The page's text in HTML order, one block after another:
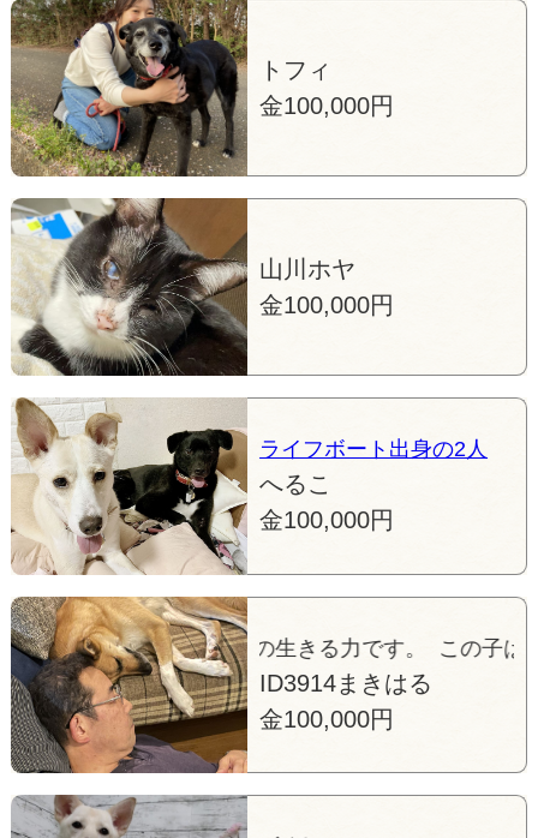
トフィ
金100,000円
山川ホヤ
金100,000円
ライフボート出身の2人
へるこ
金100,000円
は私たち家族の生きる力です。 この子は私たち家
ID3914まきはる
金100,000円